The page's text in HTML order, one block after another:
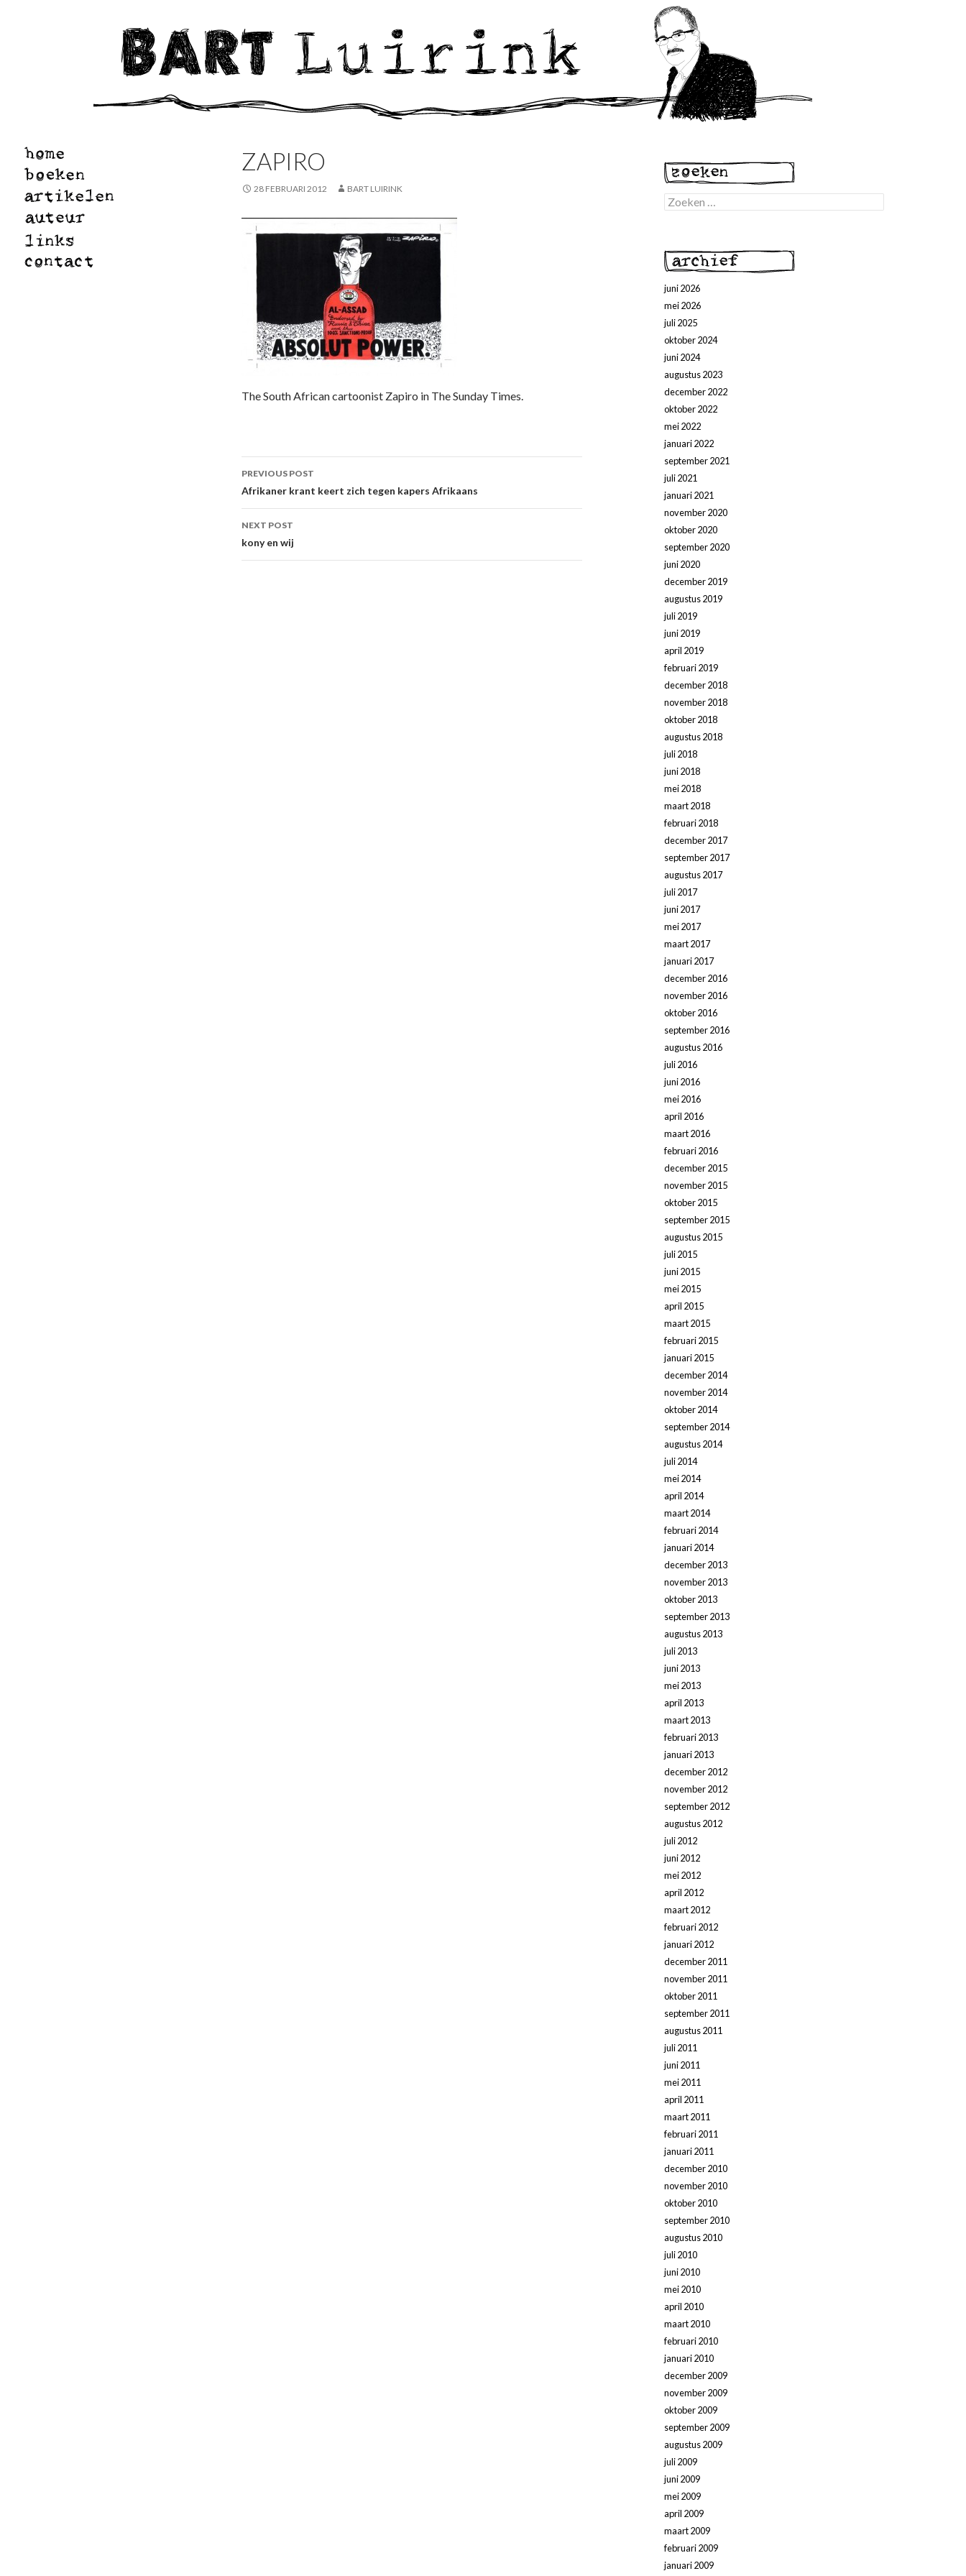
ZAPIRO
28 FEBRUARI 2012 BART LUIRINK
The South African cartoonist Zapiro in The Sunday Times.
Post
navigation
PREVIOUS POST
Afrikaner krant keert zich tegen kapers Afrikaans
NEXT POST
kony en wij
Zoeken
naar:
juni 2026
mei 2026
juli 2025
oktober 2024
juni 2024
augustus 2023
december 2022
oktober 2022
mei 2022
januari 2022
september 2021
juli 2021
januari 2021
november 2020
oktober 2020
september 2020
juni 2020
december 2019
augustus 2019
juli 2019
juni 2019
april 2019
februari 2019
december 2018
november 2018
oktober 2018
augustus 2018
juli 2018
juni 2018
mei 2018
maart 2018
februari 2018
december 2017
september 2017
augustus 2017
juli 2017
juni 2017
mei 2017
maart 2017
januari 2017
december 2016
november 2016
oktober 2016
september 2016
augustus 2016
juli 2016
juni 2016
mei 2016
april 2016
maart 2016
februari 2016
december 2015
november 2015
oktober 2015
september 2015
augustus 2015
juli 2015
juni 2015
mei 2015
april 2015
maart 2015
februari 2015
januari 2015
december 2014
november 2014
oktober 2014
september 2014
augustus 2014
juli 2014
mei 2014
april 2014
maart 2014
februari 2014
januari 2014
december 2013
november 2013
oktober 2013
september 2013
augustus 2013
juli 2013
juni 2013
mei 2013
april 2013
maart 2013
februari 2013
januari 2013
december 2012
november 2012
september 2012
augustus 2012
juli 2012
juni 2012
mei 2012
april 2012
maart 2012
februari 2012
januari 2012
december 2011
november 2011
oktober 2011
september 2011
augustus 2011
juli 2011
juni 2011
mei 2011
april 2011
maart 2011
februari 2011
januari 2011
december 2010
november 2010
oktober 2010
september 2010
augustus 2010
juli 2010
juni 2010
mei 2010
april 2010
maart 2010
februari 2010
januari 2010
december 2009
november 2009
oktober 2009
september 2009
augustus 2009
juli 2009
juni 2009
mei 2009
april 2009
maart 2009
februari 2009
januari 2009